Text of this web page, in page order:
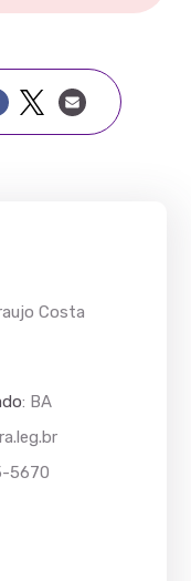
Costa
: BA
5670